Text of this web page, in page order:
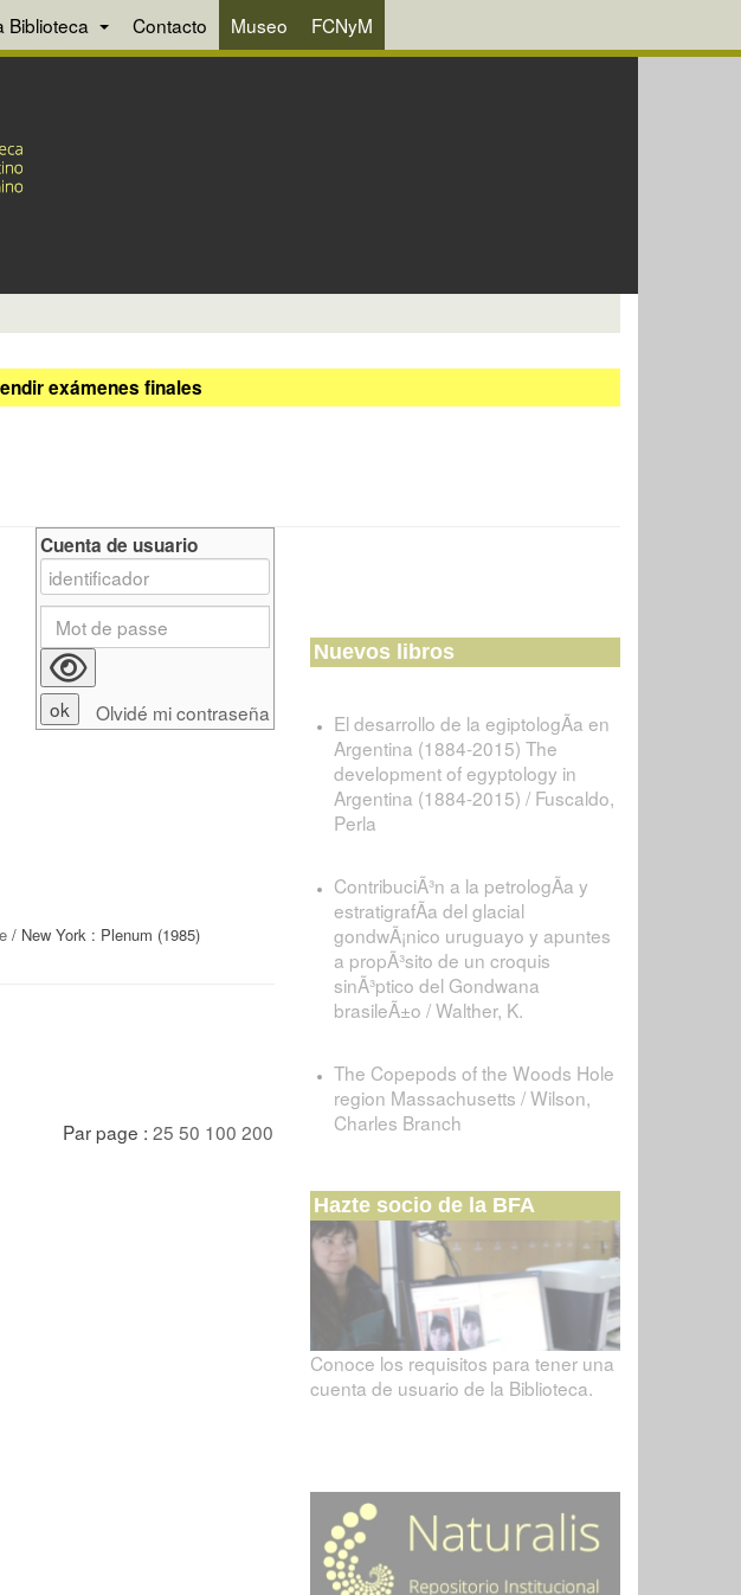
Biblioteca Contacto Museo FCNyM
exámenes finales
/ New York : Plenum (1985)
Par page : 25 50 100 200
Cuenta de usuario
Olvidé mi contraseña
Nuevos libros
El desarrollo de la egiptologÃ­a en
Argentina (1884-2015) The
development of egyptology in
Argentina (1884-2015) / Fuscaldo,
Perla
ContribuciÃ³n a la petrologÃ­a y
estratigrafÃ­a del glacial
gondwÃ¡nico uruguayo y apuntes
a propÃ³sito de un croquis
sinÃ³ptico del Gondwana
brasileÃ±o / Walther, K.
The Copepods of the Woods Hole
region Massachusetts / Wilson,
Charles Branch
Hazte socio de la BFA
Conoce los requisitos para tener una
cuenta de usuario de la Biblioteca.